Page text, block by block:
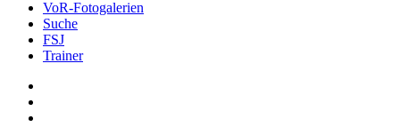
VoR-Fotogalerien
Suche
FSJ
Trainer